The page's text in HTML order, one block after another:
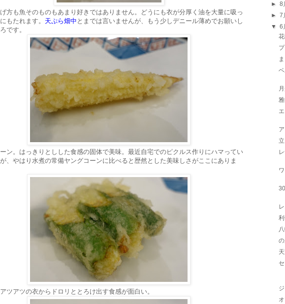
方も魚そのものもあまり好きではありません。どうにも衣が分厚く油を大量に吸っ
もたれます。 天ぷら畑中 とまでは言いませんが、もう少しデニール薄めでお願いし
です。
ン。はっきりとしした食感の固体で美味。最近自宅でのピクルス作りにハマってい
、やはり水煮の常備ヤングコーンに比べると歴然とした美味しさがここにありま
ツアツの衣からドロリととろけ出す食感が面白い。
►8
►7
▼6